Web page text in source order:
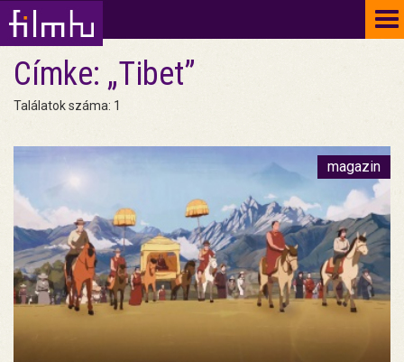
Címke: „Tibet”
Találatok száma: 1
magazin